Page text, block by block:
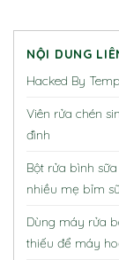
NỘI DUNG
Hacked By
Viên rửa chén
đình
Bột rửa bình
nhiều mẹ bỉm
Dùng máy rửa
thiếu để máy